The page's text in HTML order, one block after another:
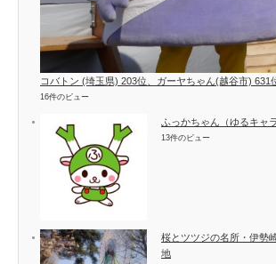
コバトン (埼玉県) 203位、ガーヤちゃん(越谷市) 631
16件のビュー
ふっかちゃん（ゆるキャ
13件のビュー
桜とツツジの名所・伊勢
地